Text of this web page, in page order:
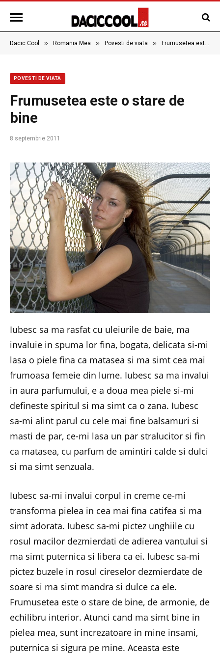
Dacic Cool » Romania Mea » Povesti de viata » Frumusetea este o stare de bine
POVESTI DE VIATA
Frumusetea este o stare de
bine
8 septembrie 2011
Iubesc sa ma rasfat cu uleiurile de baie, ma
invaluie in spuma lor fina, bogata, delicata si-mi
lasa o piele fina ca matasea si ma simt cea mai
frumoasa femeie din lume. Iubesc sa ma invalui
in aura parfumului, e a doua mea piele si-mi
defineste spiritul si ma simt ca o zana. Iubesc
sa-mi alint parul cu cele mai fine balsamuri si
masti de par, ce-mi lasa un par stralucitor si fin
ca matasea, cu parfum de amintiri calde si dulci
si ma simt senzuala.
Iubesc sa-mi invalui corpul in creme ce-mi
transforma pielea in cea mai fina catifea si ma
simt adorata. Iubesc sa-mi pictez unghiile cu
rosul macilor dezmierdati de adierea vantului si
ma simt puternica si libera ca ei. Iubesc sa-mi
pictez buzele in rosul cireselor dezmierdate de
soare si ma simt mandra si dulce ca ele.
Frumusetea este o stare de bine, de armonie, de
echilibru interior. Atunci cand ma simt bine in
pielea mea, sunt increzatoare in mine insami,
puternica si sigura pe mine. Aceasta este